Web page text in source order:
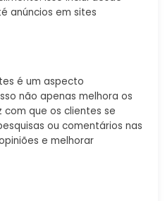
anúncios em sites
é um aspecto
não apenas melhora os
que os clientes se
ou comentários nas
e melhorar